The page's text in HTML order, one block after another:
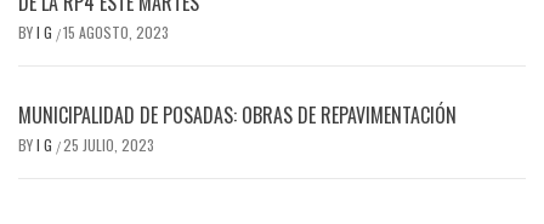
BYI G /15 AGOSTO, 2023
MUNICIPALIDAD DE POSADAS: OBRAS DE REPAVIMENTACIÓN
BYI G /25 JULIO, 2023